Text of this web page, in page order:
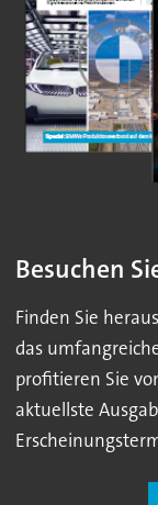
Besuchen
Finden Sie
das
profitieren Sie
aktuellste